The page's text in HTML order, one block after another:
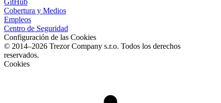
Cobertura y Medios
Empleos
Centro de Seguridad
Configuración de las Cookies
© 2014–2026 Trezor Company s.r.o. Todos los derechos
reservados.
Cookies